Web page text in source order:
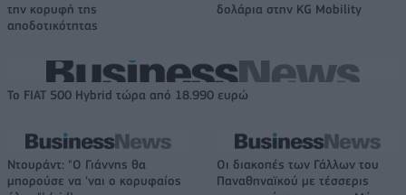
την κορυφή της
αποδοτικότητας
δολάρια στην KG Mobility
Το FIAT 500 Hybrid τώρα από 18.990 ευρώ
Ντουράντ: "Ο Γιάννης θα
μπορούσε να 'ναι ο κορυφαίος
Οι διακοπές των Γάλλων του
Παναθηναϊκού με τέσσερις